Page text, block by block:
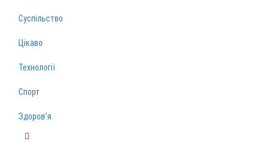
Суспільство
Цікаво
Технології
Спорт
Здоров‘я